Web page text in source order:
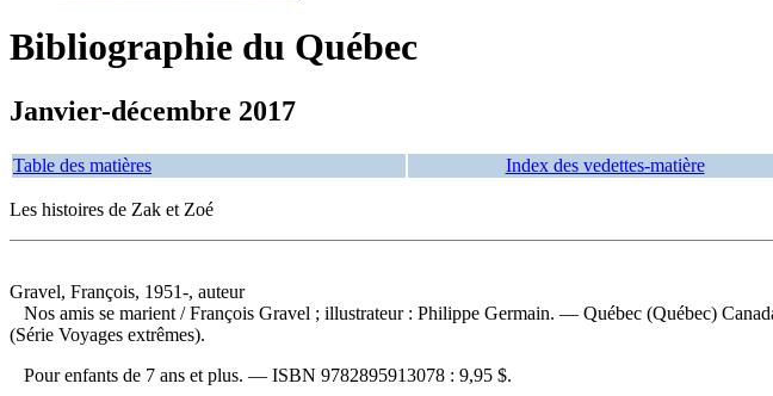
Bibliographie du Québec
Janvier-décembre 2017
Table des matières Index des vedettes-matière
Les histoires de Zak et Zoé
Gravel, François, 1951-, auteur
Nos amis se marient / François Gravel ; illustrateur : Philippe Germain. — Québec (Québec)
(Série Voyages extrêmes).
Pour enfants de 7 ans et plus. — ISBN 9782895913078 : 9,95 $.